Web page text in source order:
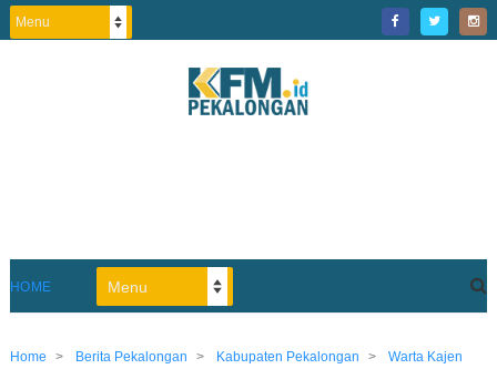
HOME
Home > Berita Pekalongan > Kabupaten Pekalongan >
Warta Kajen